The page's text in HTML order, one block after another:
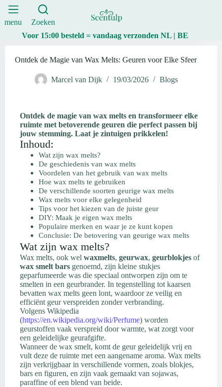
menu
Zoeken
Voor 15:00 besteld = vandaag verzonden NL | BE
Ontdek de Magie van Wax Melts: Geuren voor Elke Sfeer
Marcel van Dijk 19/03/2026 Blogs
Ontdek de magie van wax melts en transformeer elke
ruimte met betoverende geuren die perfect passen bij
jouw stemming. Laat je zintuigen prikkelen!
Inhoud:
Wat zijn wax melts?
De geschiedenis van wax melts
Voordelen van het gebruik van wax melts
Hoe wax melts te gebruiken
De verschillende soorten geurige wax melts
Wax melts voor elke gelegenheid
Tips voor het kiezen van de juiste geur
DIY: Maak je eigen wax melts
Populaire merken en waar je ze kunt kopen
Conclusie: De betovering van geurige wax melts
Wat zijn wax melts?
Wax melts, ook wel waxmelts, geurwax, geurblokjes of
wax smelt bars genoemd, zijn kleine stukjes
geparfumeerde was die speciaal ontworpen zijn om te
smelten in een geurbrander. In tegenstelling tot kaarsen
bevatten wax melts geen lont, waardoor ze veilig en
efficiënt geur verspreiden zonder verbranding.
Volgens Wikipedia
(https://en.wikipedia.org/wiki/Perfume) worden
geurstoffen vaak verspreid door warmte, wat zorgt voor
een geleidelijke geurafgifte.
Wanneer de wax smelt, komt de geur geleidelijk vrij en
vult deze de ruimte met een aangename aroma. Wax melts
zijn verkrijgbaar in verschillende vormen, zoals blokjes,
bars en figuren, en zijn vaak gemaakt van sojawas,
paraffine of een blend van beide.